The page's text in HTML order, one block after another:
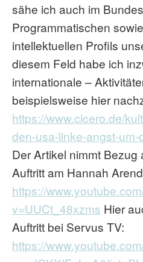
sähe ich auch im
Programmatischen
intellektuellen Profils
diesem Feld habe ich
internationale –
beispielsweise hier
https://www.cicero.de/
den-usa-linke-angst-
Der Artikel nimmt
Auftritt am Hannah
https://
v=UUCt_48xzms Hier
Auftritt bei Servus TV:
https://